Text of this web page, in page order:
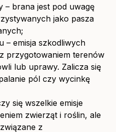
– brana jest pod uwagę
jako pasza
– emisja szkodliwych
przygotowaniem terenów
lub uprawy. Zalicza się
pól czy wycinkę
się wszelkie emisje
zwierząt i roślin, ale
z